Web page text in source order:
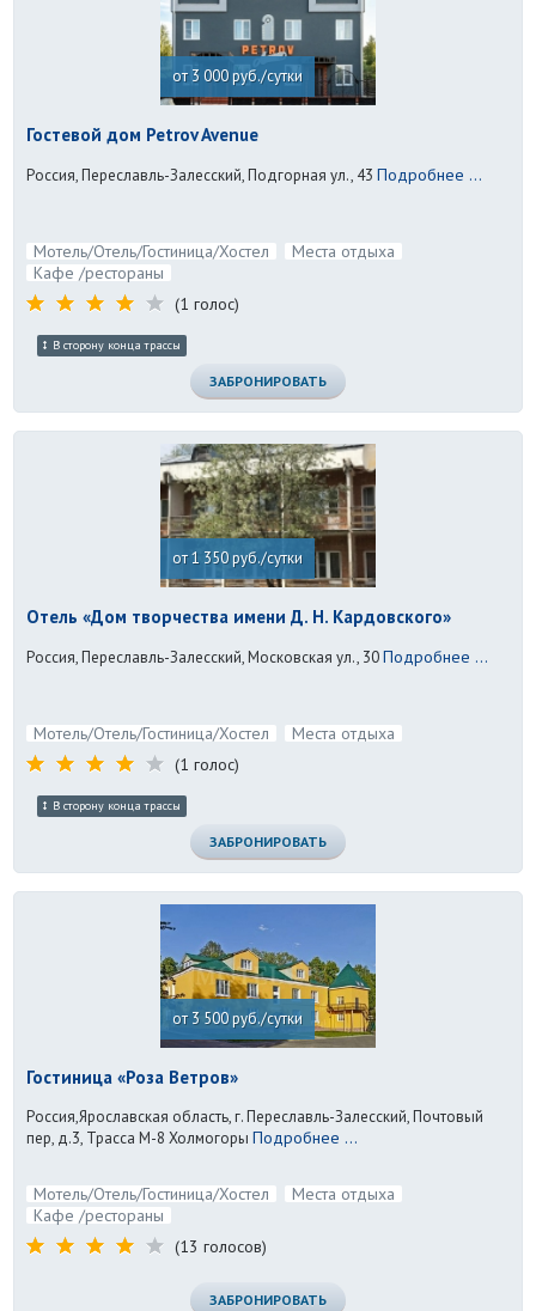
от 3 000 руб./сутки
Гостевой дом Petrov Avenue
Россия, Переславль-Залесский, Подгорная ул., 43 Подробнее ...
Мотель/Отель/Гостиница/Хостел
Места отдыха
Кафе /рестораны
(1 голос)
В сторону конца трассы
ЗАБРОНИРОВАТЬ
от 1 350 руб./сутки
Отель «Дом творчества имени Д. Н. Кардовского»
Россия, Переславль-Залесский, Московская ул., 30Подробнее ...
Мотель/Отель/Гостиница/Хостел
Места отдыха
(1 голос)
В сторону конца трассы
ЗАБРОНИРОВАТЬ
от 3 500 руб./сутки
Гостиница «Роза Ветров»
Россия,Ярославская область, г. Переславль-Залесский, Почтовый
пер, д.3, Трасса М-8 Холмогоры Подробнее ...
Мотель/Отель/Гостиница/Хостел
Места отдыха
Кафе /рестораны
(13 голосов)
ЗАБРОНИРОВАТЬ